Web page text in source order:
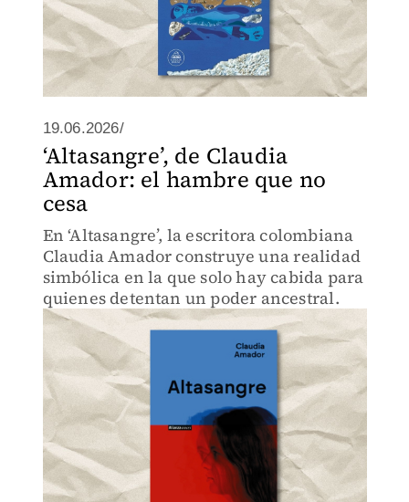
19.06.2026/
‘Altasangre’, de Claudia
Amador: el hambre que no
cesa
En ‘Altasangre’, la escritora colombiana
Claudia Amador construye una realidad
simbólica en la que solo hay cabida para
quienes detentan un poder ancestral.